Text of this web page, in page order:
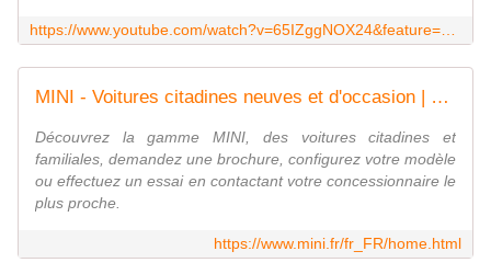
MINI - Voitures citadines neuves et d'occasion | MINI France
Découvrez la gamme MINI, des voitures citadines et
familiales, demandez une brochure, configurez votre modèle
ou effectuez un essai en contactant votre concessionnaire le
plus proche.
https://www.mini.fr/fr_FR/home.html